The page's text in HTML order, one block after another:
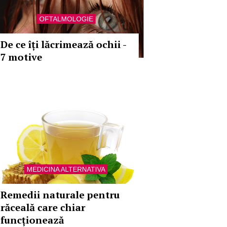
OFTALMOLOGIE
De ce îți lăcrimează ochii -
7 motive
MEDICINA ALTERNATIVA
Remedii naturale pentru
răceală care chiar
funcționează